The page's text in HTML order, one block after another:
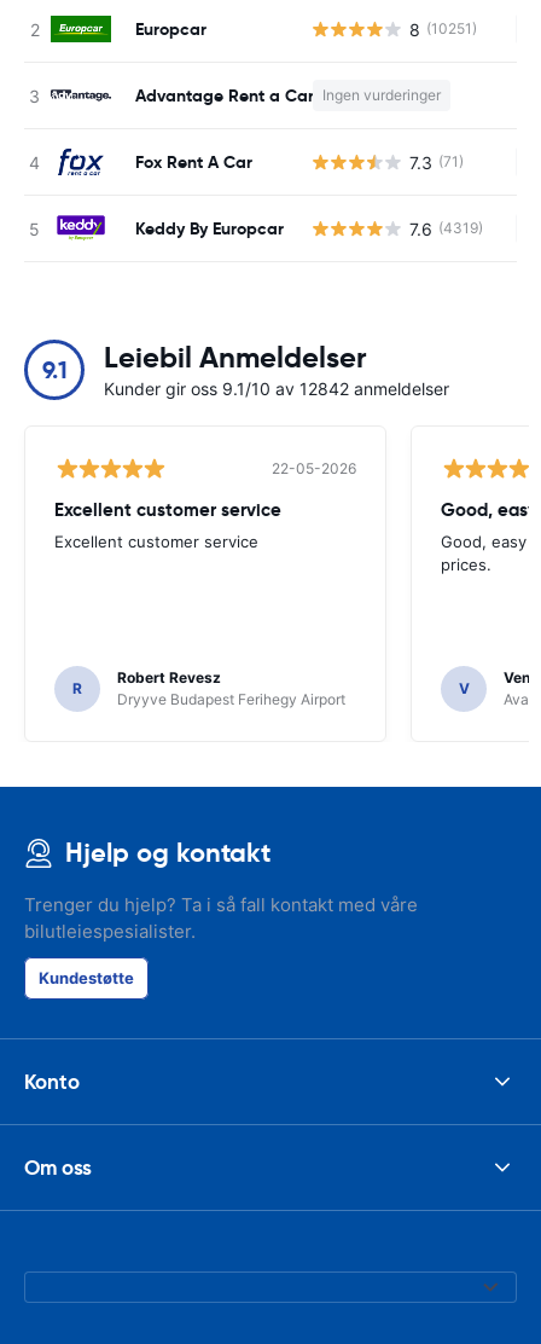
Europcar 8 (10251)
Advantage Rent a Car Ingen vurderinger
Fox Rent A Car 7.3 (71)
Keddy By Europcar 7.6 (4319)
9.1 Leiebil Anmeldelser
Kunder gir oss 9.1/10 av 12842 anmeldelser
22-05-2026
Excellent customer service
Excellent customer service
R
Robert Revesz
Dryyve Budapest Ferihegy Airport
Good,
Good, easy
prices.
V
Hjelp og kontakt
Trenger du hjelp? Ta i så fall kontakt med våre
bilutleiespesialister.
Kundestøtte
Konto
Om oss